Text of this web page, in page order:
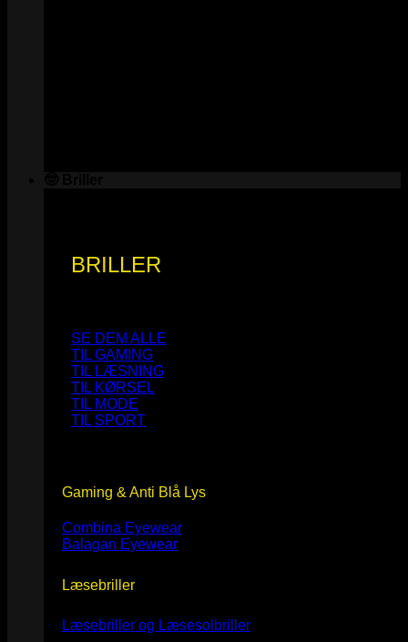
BRILLER
SE DEM ALLE
TIL GAMING
TIL LÆSNING
TIL KØRSEL
TIL MODE
TIL SPORT
Gaming & Anti Blå Lys
Combina Eyewear
Balagan Eyewear
Læsebriller
Læsebriller og Læsesolbriller